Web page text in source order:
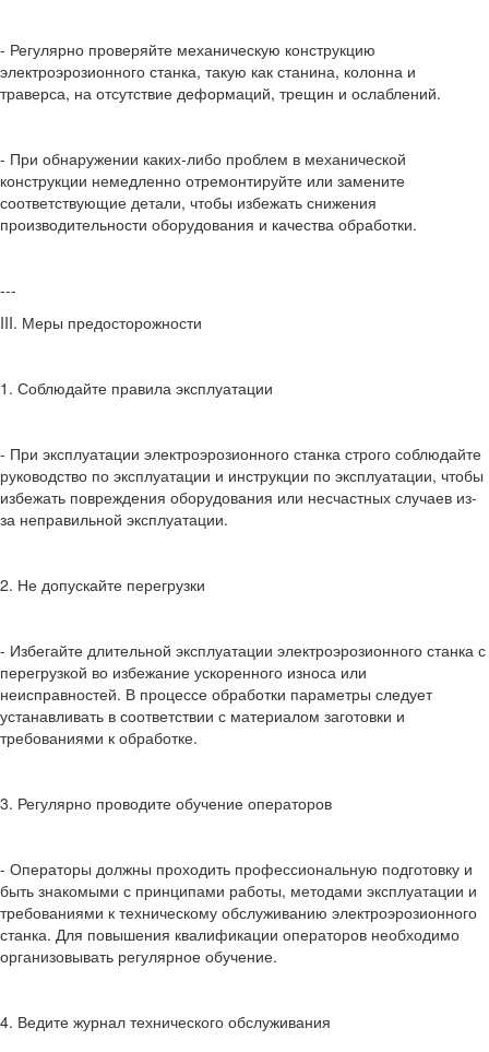
- Регулярно проверяйте механическую конструкцию
электроэрозионного станка, такую как станина, колонна и
траверса, на отсутствие деформаций, трещин и ослаблений.
- При обнаружении каких-либо проблем в механической
конструкции немедленно отремонтируйте или замените
соответствующие детали, чтобы избежать снижения
производительности оборудования и качества обработки.
---
III. Меры предосторожности
1. Соблюдайте правила эксплуатации
- При эксплуатации электроэрозионного станка строго соблюдайте
руководство по эксплуатации и инструкции по эксплуатации, чтобы
избежать повреждения оборудования или несчастных случаев из-
за неправильной эксплуатации.
2. Не допускайте перегрузки
- Избегайте длительной эксплуатации электроэрозионного станка с
перегрузкой во избежание ускоренного износа или
неисправностей. В процессе обработки параметры следует
устанавливать в соответствии с материалом заготовки и
требованиями к обработке.
3. Регулярно проводите обучение операторов
- Операторы должны проходить профессиональную подготовку и
быть знакомыми с принципами работы, методами эксплуатации и
требованиями к техническому обслуживанию электроэрозионного
станка. Для повышения квалификации операторов необходимо
организовывать регулярное обучение.
4. Ведите журнал технического обслуживания